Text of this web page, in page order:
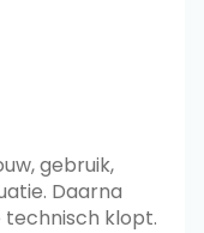
gebruik,
Daarna
technisch klopt.